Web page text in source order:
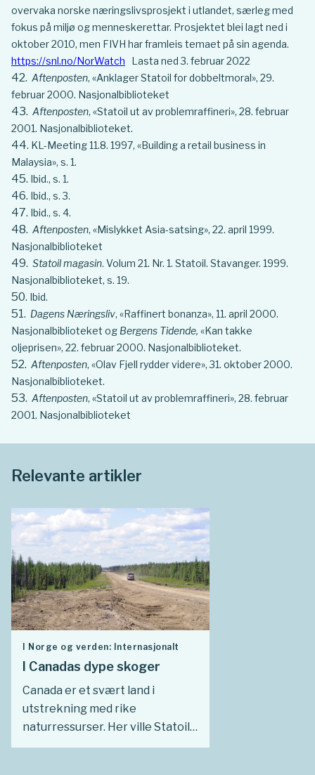
overvaka norske næringslivsprosjekt i utlandet, særleg med
fokus på miljø og menneskerettar. Prosjektet blei lagt ned i
oktober 2010, men FIVH har framleis temaet på sin agenda.
https://snl.no/NorWatch Lasta ned 3. februar 2022
Aftenposten, «Anklager Statoil for dobbeltmoral», 29.
februar 2000. Nasjonalbiblioteket
Aftenposten, «Statoil ut av problemraffineri», 28. februar
2001. Nasjonalbiblioteket.
KL-Meeting 11.8. 1997, «Building a retail business in
Malaysia», s. 1.
Ibid., s. 1.
Ibid., s. 3.
Ibid., s. 4.
Aftenposten, «Mislykket Asia-satsing», 22. april 1999.
Nasjonalbiblioteket
Statoil magasin. Volum 21. Nr. 1. Statoil. Stavanger. 1999.
Nasjonalbiblioteket, s. 19.
Ibid.
Dagens Næringsliv, «Raffinert bonanza», 11. april 2000.
Nasjonalbiblioteket og Bergens Tidende, «Kan takke
oljeprisen», 22. februar 2000. Nasjonalbiblioteket.
Aftenposten, «Olav Fjell rydder videre», 31. oktober 2000.
Nasjonalbiblioteket.
Aftenposten, «Statoil ut av problemraffineri», 28. februar
2001. Nasjonalbiblioteket
Relevante artikler
I Norge og verden: Internasjonalt
I Canadas dype skoger
Canada er et svært land i
utstrekning med rike
naturressurser. Her ville Statoil
investere og tjene penger. Men